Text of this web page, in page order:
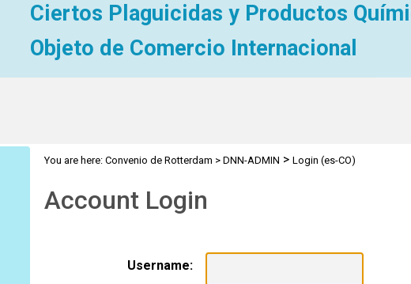
Ciertos Plaguicidas y Productos
Objeto de Comercio Internacional
You are here: Convenio de Rotterdam > DNN-ADMIN > Login (es-CO)
Account Login
Username: